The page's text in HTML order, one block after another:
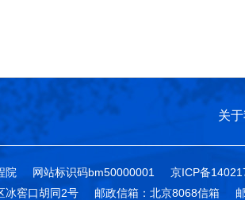
关
院 网站标识码bm50000001
京ICP备
冰窖口胡同2号
邮政信箱：北京8068信箱